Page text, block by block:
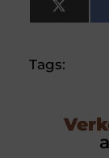
X
Tags: